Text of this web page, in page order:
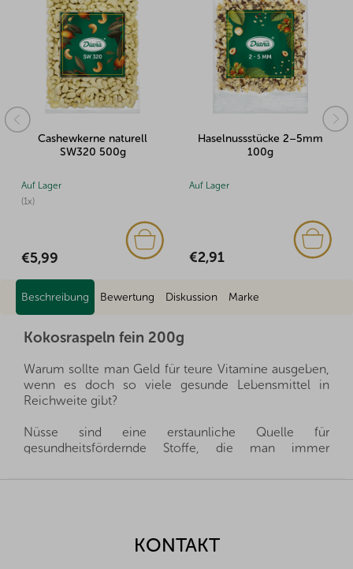
Cashewkerne naturell
SW320 500g
(1x)
Auf Lager
€5,99
Haselnussstücke 2–5mm
100g
Auf Lager
€2,91
Beschreibung Bewertung Diskussion Marke
Kokosraspeln fein 200g
Warum sollte man Geld für teure Vitamine ausgeben,
wenn es doch so viele gesunde Lebensmittel in
Reichweite gibt?
Nüsse sind eine erstaunliche Quelle für
gesundheitsfördernde Stoffe, die man immer
hervorragend. Sie sind ein gesunder und schneller
Wir importieren alle unsere Nüsse direkt aus den
KONTAKT